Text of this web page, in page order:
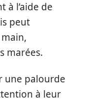
à l’aide de
peut
marées.
une palourde
à leur